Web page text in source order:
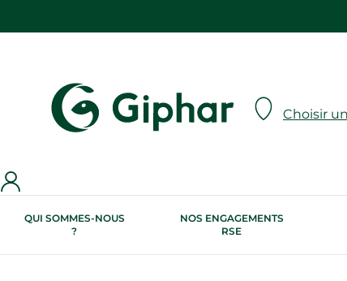
Choisir
QUI SOMMES-NOUS
?
NOS ENGAGEMENTS
RSE